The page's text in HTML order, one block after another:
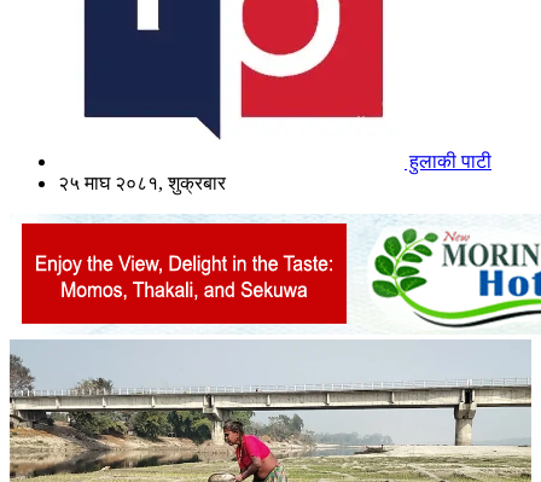
हुलाकी पाटी
२५ माघ २०८१, शुक्रबार